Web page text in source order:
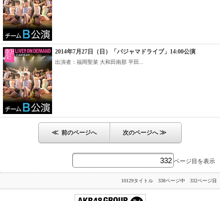
2014年7月27日（日）「パジャマドライブ」14:00公演
出演者：福岡聖菜 大和田南那 平田...
≪ 前のページへ 次のページへ≫
ページ目を表示
10129タイトル 338ページ中 332ページ目